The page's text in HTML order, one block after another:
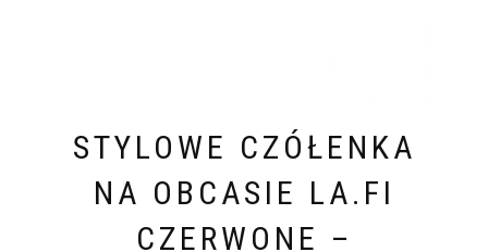
STYLOWE CZÓŁENKA
NA OBCASIE LA.FI
CZERWONE –